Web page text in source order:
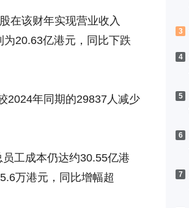
3
4
5
6
7
在该财年实现营业收入
20.63亿港元，同比下跌
2024年同期的29837人减少
工成本仍达约30.55亿港
万港元，同比增幅超